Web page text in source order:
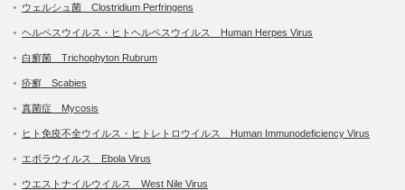
ウェルシュ菌 Clostridium Perfringens
ヘルペスウイルス・ヒトヘルペスウイルス Human Herpes Virus
白癬菌 Trichophyton Rubrum
疥癬 Scabies
真菌症 Mycosis
ヒト免疫不全ウイルス・ヒトレトロウイルス Human Immunodeficiency Virus
エボラウイルス Ebola Virus
ウエストナイルウイルス West Nile Virus